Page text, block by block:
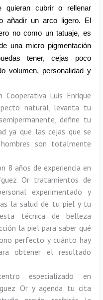
quieran cubrir o rellenar
añadir un arco ligero. El
no como un tatuaje, es
una micro pigmentación
tener, cejas poco
volumen, personalidad y
Luis Enrique
natural, levanta tu
define tu
ya que las cejas que se
son totalmente
8 años de experiencia en
Or tratamientos de
experimentado y
la salud de tu piel y tu
técnica de belleza
la piel para saber qué
perfecto y cuánto hay
obtener el resultado
especializado en
Or y agenda tu cita